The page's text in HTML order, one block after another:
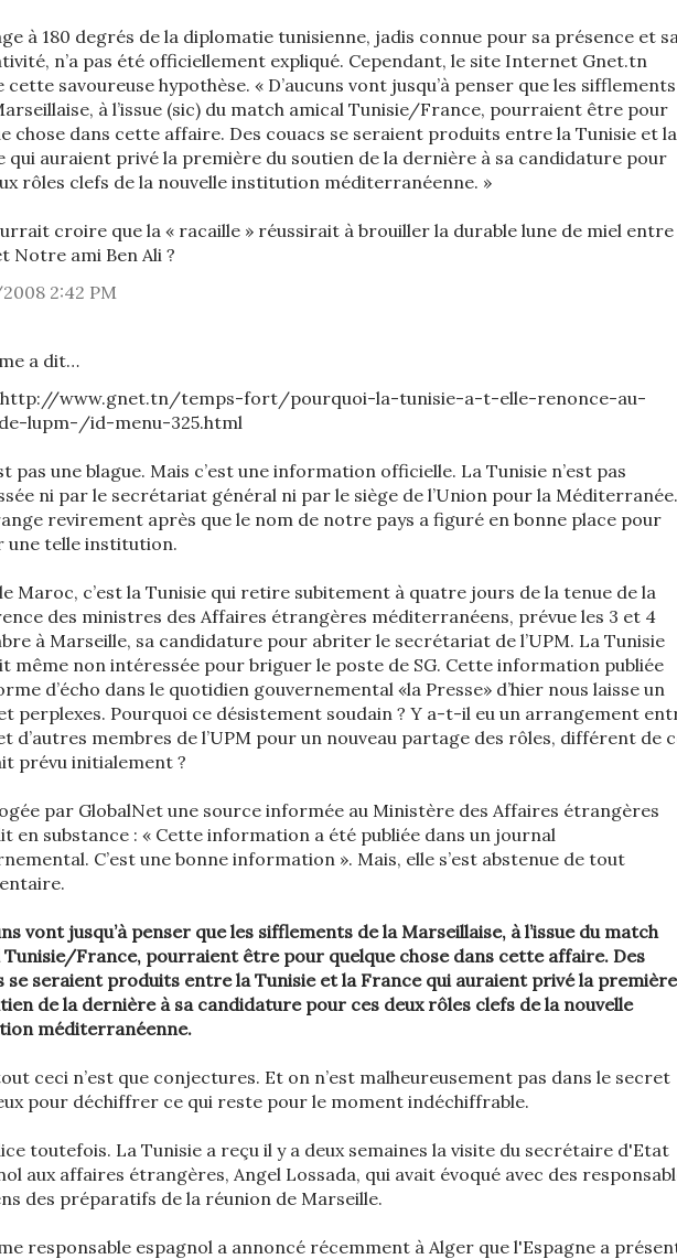
à 180 degrés de la diplomatie tunisienne, jadis connue pour sa présence et
n’a pas été officiellement expliqué. Cependant, le site Internet Gnet.tn
cette savoureuse hypothèse. « D’aucuns vont jusqu’à penser que les sifflements
à l’issue (sic) du match amical Tunisie/France, pourraient être pour
chose dans cette affaire. Des couacs se seraient produits entre la Tunisie et la
qui auraient privé la première du soutien de la dernière à sa candidature pour
rôles clefs de la nouvelle institution méditerranéenne. »
croire que la « racaille » réussirait à brouiller la durable lune de miel entre
Notre ami Ben Ali ?
2:42 PM
a dit…
http://www.gnet.tn/temps-fort/pourquoi-la-tunisie-a-t-elle-renonce-au-
lupm-/id-menu-325.html
pas une blague. Mais c’est une information officielle. La Tunisie n’est pas
ni par le secrétariat général ni par le siège de l’Union pour la Méditerranée.
revirement après que le nom de notre pays a figuré en bonne place pour
une telle institution.
Maroc, c’est la Tunisie qui retire subitement à quatre jours de la tenue de la
des ministres des Affaires étrangères méditerranéens, prévue les 3 et 4
à Marseille, sa candidature pour abriter le secrétariat de l’UPM. La Tunisie
même non intéressée pour briguer le poste de SG. Cette information publiée
d’écho dans le quotidien gouvernemental «la Presse» d’hier nous laisse un
perplexes. Pourquoi ce désistement soudain ? Y a-t-il eu un arrangement
d’autres membres de l’UPM pour un nouveau partage des rôles, différent de
prévu initialement ?
par GlobalNet une source informée au Ministère des Affaires étrangères
en substance : « Cette information a été publiée dans un journal
C’est une bonne information ». Mais, elle s’est abstenue de tout
vont jusqu’à penser que les sifflements de la Marseillaise, à l’issue du match
Tunisie/France, pourraient être pour quelque chose dans cette affaire. Des
se seraient produits entre la Tunisie et la France qui auraient privé la première
de la dernière à sa candidature pour ces deux rôles clefs de la nouvelle
méditerranéenne.
ceci n’est que conjectures. Et on n’est malheureusement pas dans le secret
pour déchiffrer ce qui reste pour le moment indéchiffrable.
toutefois. La Tunisie a reçu il y a deux semaines la visite du secrétaire d'Etat
aux affaires étrangères, Angel Lossada, qui avait évoqué avec des
des préparatifs de la réunion de Marseille.
responsable espagnol a annoncé récemment à Alger que l'Espagne a